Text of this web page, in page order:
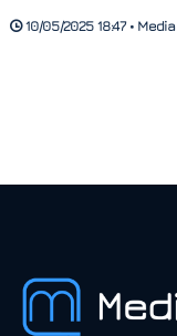
10/05/2025 18:47 • Media